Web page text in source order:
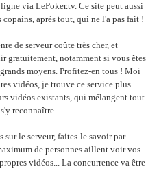
via LePoker.tv. Ce site peut aussi
après tout, qui ne l'a pas fait !
de serveur coûte très cher, et
gratuitement, notamment si vous êtes
moyens. Profitez-en tous ! Moi
vidéos, je trouve ce service plus
vidéos existants, qui mélangent tout
reconnaître.
le serveur, faites-le savoir par
de personnes aillent voir vos
vidéos... La concurrence va être